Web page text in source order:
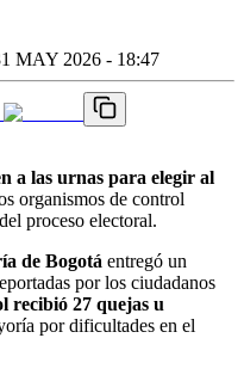
MAY 2026 - 18:47
a las urnas para elegir al
organismos de control
proceso electoral.
de Bogotá entregó un
por los ciudadanos
recibió 27 quejas u
por dificultades en el